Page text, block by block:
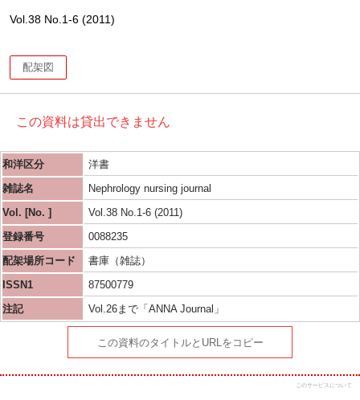
Vol.38 No.1-6 (2011)
配架図
この資料は貸出できません
和洋区分
洋書
雑誌名
Nephrology nursing journal
Vol. [No. ]
Vol.38 No.1-6 (2011)
登録番号
0088235
配架場所コード
書庫（雑誌）
ISSN1
87500779
注記
Vol.26まで「ANNA Journal」
この資料のタイトルとURLをコピー
このサービスについて